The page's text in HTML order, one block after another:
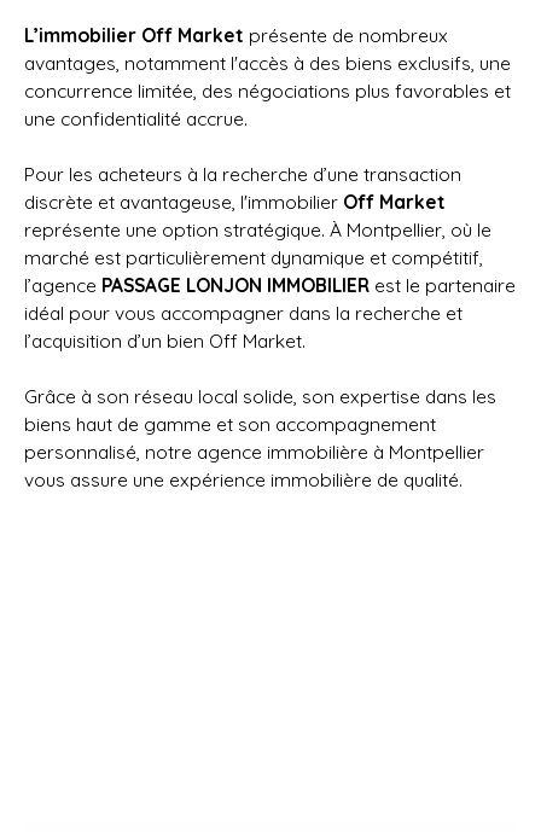
L’immobilier Off Market présente de nombreux
avantages, notamment l'accès à des biens exclusifs, une
concurrence limitée, des négociations plus favorables et
une confidentialité accrue.
Pour les acheteurs à la recherche d’une transaction
discrète et avantageuse, l'immobilier Off Market
représente une option stratégique. À Montpellier, où le
marché est particulièrement dynamique et compétitif,
l’agence PASSAGE LONJON IMMOBILIER est le partenaire
idéal pour vous accompagner dans la recherche et
l’acquisition d’un bien Off Market.
Grâce à son réseau local solide, son expertise dans les
biens haut de gamme et son accompagnement
personnalisé, notre agence immobilière à Montpellier
vous assure une expérience immobilière de qualité.